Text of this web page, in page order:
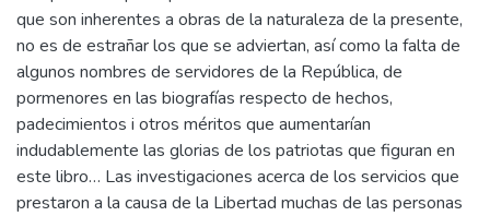
que son inherentes a obras de la naturaleza de la presente,
no es de estrañar los que se adviertan, así como la falta de
algunos nombres de servidores de la República, de
pormenores en las biografías respecto de hechos,
padecimientos i otros méritos que aumentarían
indudablemente las glorias de los patriotas que figuran en
este libro… Las investigaciones acerca de los servicios que
prestaron a la causa de la Libertad muchas de las personas